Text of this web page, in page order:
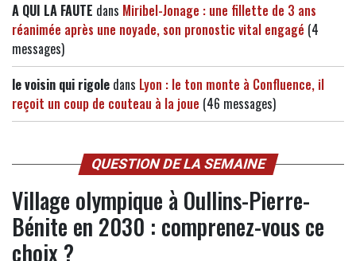
A QUI LA FAUTE dans Miribel-Jonage : une fillette de 3 ans
réanimée après une noyade, son pronostic vital engagé (4
messages)
le voisin qui rigole dans Lyon : le ton monte à Confluence, il
reçoit un coup de couteau à la joue (46 messages)
QUESTION DE LA SEMAINE
Village olympique à Oullins-Pierre-
Bénite en 2030 : comprenez-vous ce
choix ?